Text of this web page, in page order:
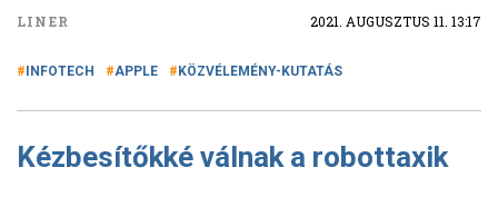
LINER 2021. AUGUSZTUS 11. 13:17
INFOTECH APPLE KÖZVÉLEMÉNY-KUTATÁS
Kézbesítőkké válnak a robottaxik